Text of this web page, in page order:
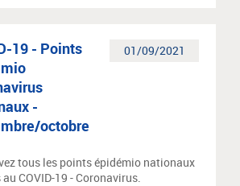
01/09/2021
19 - Points
-
octobre
tous les points épidémio nationaux
COVID-19 - Coronavirus.